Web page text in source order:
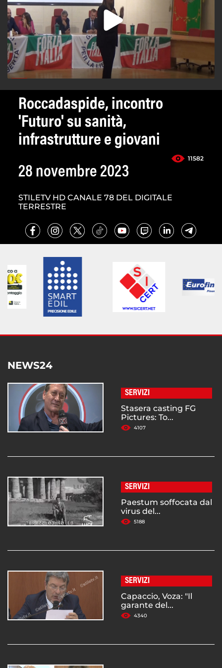
Roccadaspide, incontro
'Futuro' su sanità,
infrastrutture e giovani
11582
28 novembre 2023
STILETV HD CANALE 78 DEL DIGITALE
TERRESTRE
NEWS24
SERVIZI
Stasera casting FG
Pictures: To...
4107
SERVIZI
Paestum soffocata dal
virus del...
5188
SERVIZI
Capaccio, Voza: "Il
garante del...
4340